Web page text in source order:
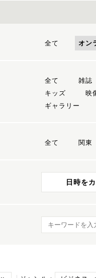
全て オン
全て 雑誌
キッズ
映
ギャラリー
全て 関東
日時を
キーワード検